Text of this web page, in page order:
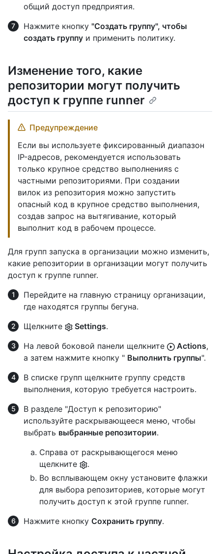
общий доступ предприятия.
Нажмите кнопку "Создать группу", чтобы
создать группу и применить политику.
Изменение того, какие
репозитории могут получить
доступ к группе runner
Предупреждение
Если вы используете фиксированный диапазон
IP-адресов, рекомендуется использовать
только крупное средство выполненияs с
частными репозиториями. При создании
вилок из репозитория можно запустить
опасный код в крупное средство выполнения,
создав запрос на вытягивание, который
выполнит код в рабочем процессе.
Для групп запуска в организации можно изменить,
какие репозитории в организации могут получить
доступ к группе runner.
Перейдите на главную страницу организации,
где находятся группы бегуна.
Щелкните
Settings.
На левой боковой панели щелкните
Actions,
а затем нажмите кнопку " Выполнить группы".
В списке групп щелкните группу средств
выполнения, которую требуется настроить.
В разделе "Доступ к репозиторию"
используйте раскрывающееся меню, чтобы
выбрать выбранные репозитории.
Справа от раскрывающегося меню
щелкните
.
Во всплывающем окну установите флажки
для выбора репозиториев, которые могут
получить доступ к этой группе runner.
Нажмите кнопку Сохранить группу.